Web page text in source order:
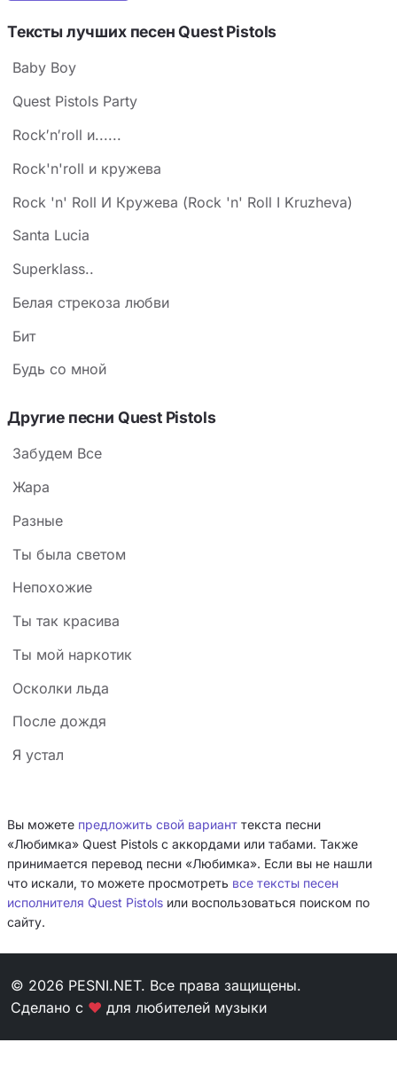
Тексты лучших песен Quest Pistols
Baby Boy
Quest Pistols Party
Rock′n′roll и......
Rock'n'roll и кружева
Rock 'n' Roll И Кружева (Rock 'n' Roll I Kruzheva)
Santa Lucia
Superklass..
Белая стрекоза любви
Бит
Будь со мной
Другие песни Quest Pistols
Забудем Все
Жара
Разные
Ты была светом
Непохожие
Ты так красива
Ты мой наркотик
Осколки льда
После дождя
Я устал
Вы можете предложить свой вариант текста песни
«Любимка» Quest Pistols с аккордами или табами. Также
принимается перевод песни «Любимка». Если вы не нашли
что искали, то можете просмотреть все тексты песен
исполнителя Quest Pistols или воспользоваться поиском по
сайту.
© 2026 PESNI.NET. Все права защищены.
Сделано с ❤ для любителей музыки